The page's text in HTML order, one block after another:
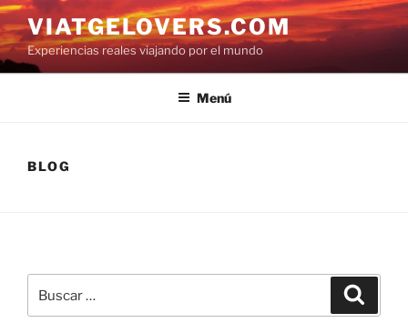
Saltar
al
contenido
VIATGELOVERS.COM
Experiencias reales viajando por el mundo
Menú
BLOG
por: